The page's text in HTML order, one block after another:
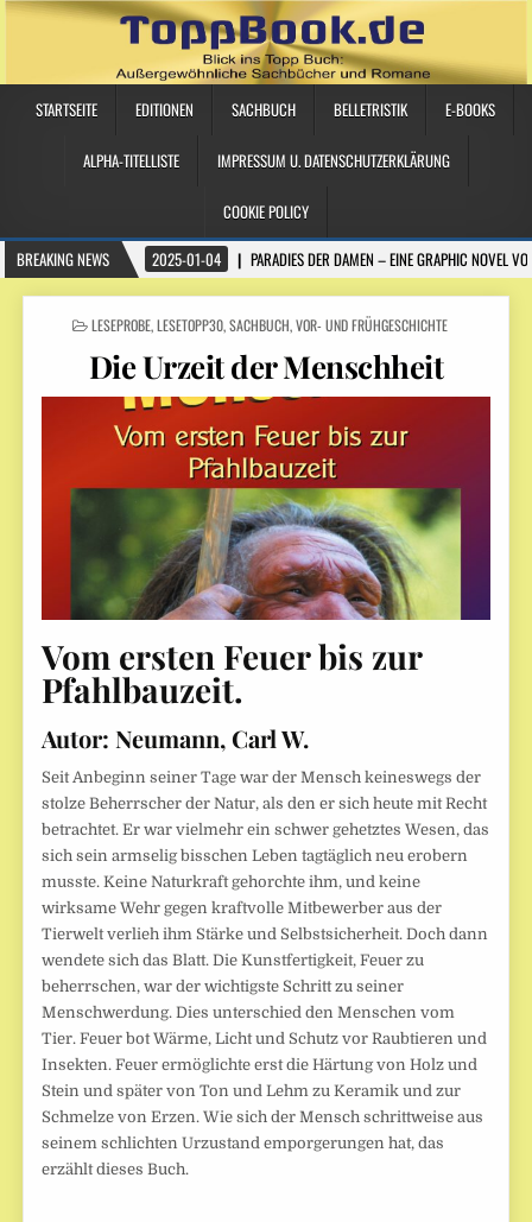
STARTSEITE EDITIONEN SACHBUCH BELLETRISTIK E-BOOKS
ALPHA-TITELLISTE IMPRESSUM U. DATENSCHUTZERKLÄRUNG
COOKIE POLICY
BREAKING NEWS
2025-01-04 PARADIES DER DAMEN – EINE GRAPHIC NOVEL
POSTED IN
LESEPROBE,LESETOPP30,SACHBUCH,VOR- UND FRÜHGESCHICHTE
Die Urzeit der Menschheit
Vom ersten Feuer bis zur
Pfahlbauzeit.
Autor: Neumann, Carl W.
Seit Anbeginn seiner Tage war der Mensch keineswegs der
stolze Beherrscher der Natur, als den er sich heute mit Recht
betrachtet. Er war vielmehr ein schwer gehetztes Wesen, das
sich sein armselig bisschen Leben tagtäglich neu erobern
musste. Keine Naturkraft gehorchte ihm, und keine
wirksame Wehr gegen kraftvolle Mitbewerber aus der
Tierwelt verlieh ihm Stärke und Selbstsicherheit. Doch dann
wendete sich das Blatt. Die Kunstfertigkeit, Feuer zu
beherrschen, war der wichtigste Schritt zu seiner
Menschwerdung. Dies unterschied den Menschen vom
Tier. Feuer bot Wärme, Licht und Schutz vor Raubtieren und
Insekten. Feuer ermöglichte erst die Härtung von Holz und
Stein und später von Ton und Lehm zu Keramik und zur
Schmelze von Erzen. Wie sich der Mensch schrittweise aus
seinem schlichten Urzustand emporgerungen hat, das
erzählt dieses Buch.